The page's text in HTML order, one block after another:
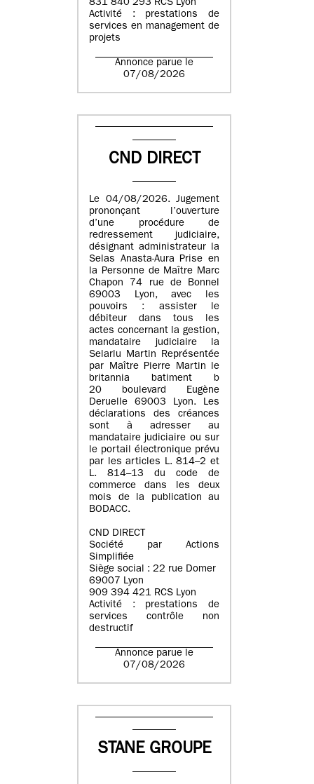
831 840 293 RCS Lyon
Activité : prestations de
services en management de
projets
Annonce parue le
07/08/2026
CND DIRECT
Le 04/08/2026. Jugement
prononçant l’ouverture
d’une procédure de
redressement judiciaire,
désignant administrateur la
Selas Anasta-Aura Prise en
la Personne de Maître Marc
Chapon 74 rue de Bonnel
69003 Lyon, avec les
pouvoirs : assister le
débiteur dans tous les
actes concernant la gestion,
mandataire judiciaire la
Selarlu Martin Représentée
par Maître Pierre Martin le
britannia batiment b
20 boulevard Eugène
Deruelle 69003 Lyon. Les
déclarations des créances
sont à adresser au
mandataire judiciaire ou sur
le portail électronique prévu
par les articles L. 814–2 et
L. 814–13 du code de
commerce dans les deux
mois de la publication au
BODACC.
CND DIRECT
Société par Actions
Simplifiée
Siège social : 22 rue Domer
69007 Lyon
909 394 421 RCS Lyon
Activité : prestations de
services contrôle non
destructif
Annonce parue le
07/08/2026
STANE GROUPE